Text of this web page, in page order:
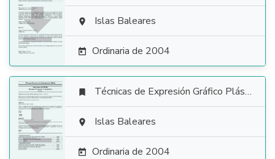
  Islas Baleares
 Ordinaria de 2004

 Técnicas de Expresión Gráfico Plástica
 Islas Baleares
 Ordinaria de 2004